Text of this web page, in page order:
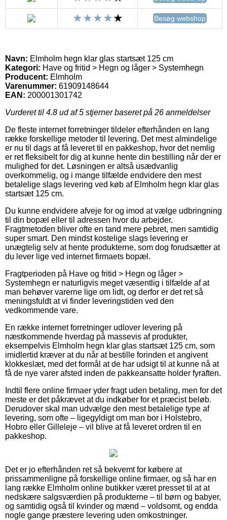
Besøg webshop
Navn: Elmholm hegn klar glas startsæt 125 cm
Kategori: Have og fritid > Hegn og låger > Systemhegn
Producent: Elmholm
Varenummer: 61909148644
EAN: 200001301742
Vurderet til 4.8 ud af 5 stjerner baseret på 26 anmeldelser
De fleste internet forretninger tildeler efterhånden en lang
række forskellige metoder til levering. Det mest almindelige
er nu til dags at få leveret til en pakkeshop, hvor det nemlig
er ret fleksibelt for dig at kunne hente din bestilling når der er
mulighed for det. Løsningen er altså usædvanlig
overkommelig, og i mange tilfælde endvidere den mest
betalelige slags levering ved køb af Elmholm hegn klar glas
startsæt 125 cm.
Du kunne endvidere afveje for og imod at vælge udbringning
til din bopæl eller til adressen hvor du arbejder.
Fragtmetoden bliver ofte en tand mere pebret, men samtidig
super smart. Den mindst kostelige slags levering er
unægtelig selv at hente produkterne, som dog forudsætter at
du lever lige ved internet firmaets bopæl.
Fragtperioden på Have og fritid > Hegn og låger >
Systemhegn er naturligvis meget væsentlig i tilfælde af at
man behøver varerne lige om lidt, og derfor er det ret så
meningsfuldt at vi finder leveringstiden ved den
vedkommende vare.
En række internet forretninger udlover levering på
næstkommende hverdag på massevis af produkter,
eksempelvis Elmholm hegn klar glas startsæt 125 cm, som
imidlertid kræver at du når at bestille forinden et angivent
klokkeslæt, med det formål at de har udsigt til at kunne nå at
få de nye varer afsted inden de pakkeansatte holder fyraften.
Indtil flere online firmaer yder fragt uden betaling, men for det
meste er det påkrævet at du indkøber for et præcist beløb.
Derudover skal man udvælge den mest betalelige type af
levering, som ofte – ligegyldigt om man bor i Holstebro,
Hobro eller Gilleleje – vil blive at få leveret ordren til en
pakkeshop.
Det er jo efterhånden ret så bekvemt for købere at
prissammenligne på forskellige online firmaer, og så har en
lang række Elmholm online butikker været presset til at at
nedskære salgsværdien på produkterne – til børn og babyer,
og samtidig også til kvinder og mænd – voldsomt, og endda
nogle gange præstere levering uden omkostninger.